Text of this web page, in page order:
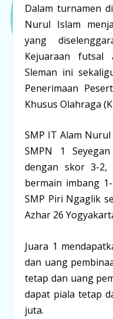
Dalam turnamen
Nurul Islam
yang
Kejuaraan futsal
Sleman ini
Penerimaan
Khusus Olahraga
SMP IT Alam
SMPN 1
dengan skor 3-2,
bermain imbang
SMP Piri Ngaglik
Azhar 26
Juara 1
dan uang
tetap dan uang
dapat piala tetap
juta.